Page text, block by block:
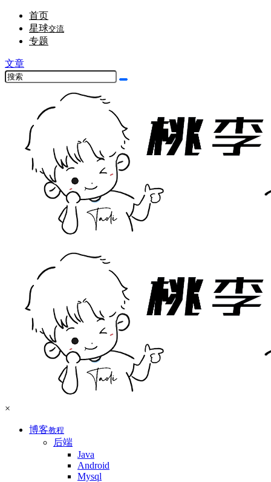
首页
星球交流
专题
文章
×
博客教程
后端
Java
Android
Mysql